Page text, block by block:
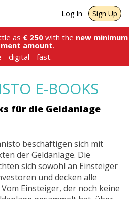
Log In Sign Up
as € 250 with the new minimum
amount.
- digital - fast.
E-BOOKS
für die Geldanlage
beschäftigen sich mit
der Geldanlage. Die
sich sowohl an Einsteiger
und decken alle
Einsteiger, der noch keine